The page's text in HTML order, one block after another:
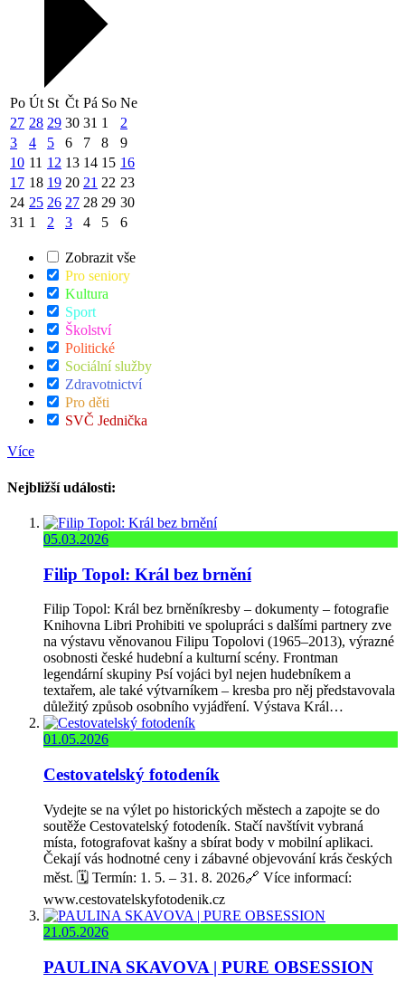
Po Út St Čt Pá So Ne
27 28 29 30 31 1
2
3
4 5 6 7 8
9
10 11 12 13 14 15 16
17 18 19 20 21 22 23
24 25 26 27 28 29 30
31 1 2 3 4 5 6
Zobrazit vše
Pro seniory
Kultura
Sport
Školství
Politické
Sociální služby
Zdravotnictví
Pro děti
SVČ Jednička
Více
Nejbližší události:
05.03.2026
Filip Topol: Král bez brnění
Filip Topol: Král bez brněníkresby – dokumenty – fotografie
Knihovna Libri Prohibiti ve spolupráci s dalšími partnery zve
na výstavu věnovanou Filipu Topolovi (1965–2013), výrazné
osobnosti české hudební a kulturní scény. Frontman
legendární skupiny Psí vojáci byl nejen hudebníkem a
textařem, ale také výtvarníkem – kresba pro něj představovala
důležitý způsob osobního vyjádření. Výstava Král…
01.05.2026
Cestovatelský fotodeník
Vydejte se na výlet po historických městech a zapojte se do
soutěže Cestovatelský fotodeník. Stačí navštívit vybraná
místa, fotografovat kašny a sbírat body v mobilní aplikaci.
Čekají vás hodnotné ceny i zábavné objevování krás českých
měst. 🗓️ Termín: 1. 5. – 31. 8. 2026🔗 Více informací:
www.cestovatelskyfotodenik.cz
21.05.2026
PAULINA SKAVOVA | PURE OBSESSION